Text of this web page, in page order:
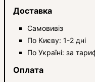
Доставка
Самовивіз
По Києву: 1-2 дні
По Україні: за
Оплата